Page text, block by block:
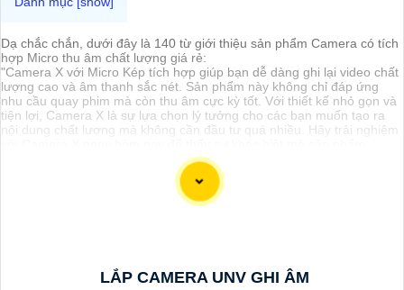
Dạ chắc chắn, dưới đây là 140 từ giới thiệu sản phẩm Camera có tích
hợp Micro thu âm chất lượng giá rẻ:
"Camera X với Micro Kép tích hợp giúp bạn dễ dàng ghi lại video chất
lượng cao và âm thanh sắc nét. Sản phẩm này không chỉ đáp ứng
nhu cầu quay phim mà còn thu âm cực kỳ tốt. Với thiết kế nhỏ gọn và
tiện lợi, Camera X là sự lựa chọn lý tưởng cho các bạn muốn tạo ra
nội dung chất lượng mà không cần đầu tư quá nhiều. Hãy trải nghiệm
LẮP CAMERA UNV GHI ÂM